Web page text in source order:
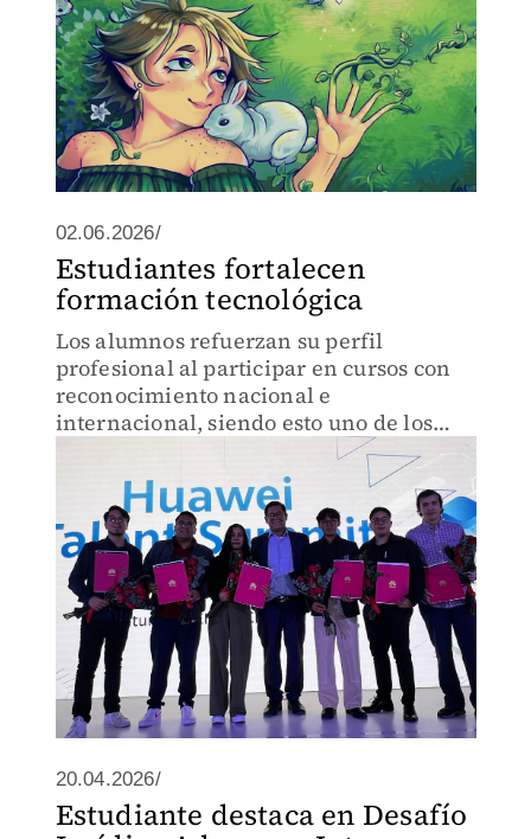
02.06.2026/
Estudiantes fortalecen
formación tecnológica
Los alumnos refuerzan su perfil
profesional al participar en cursos con
reconocimiento nacional e
internacional, siendo esto uno de los
20.04.2026/
Estudiante destaca en Desafío